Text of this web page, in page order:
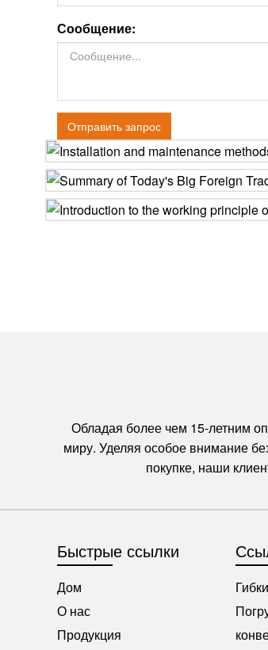
Сообщение:
Отправить запрос
Обладая более чем 15-летним
миру. Уделяя особое внимание
покупке, наши
Быстрые ссылки
Дом
О нас
Продукция